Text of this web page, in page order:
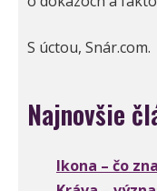
S úctou, Snár.com.
Najnovšie
Ikona – čo